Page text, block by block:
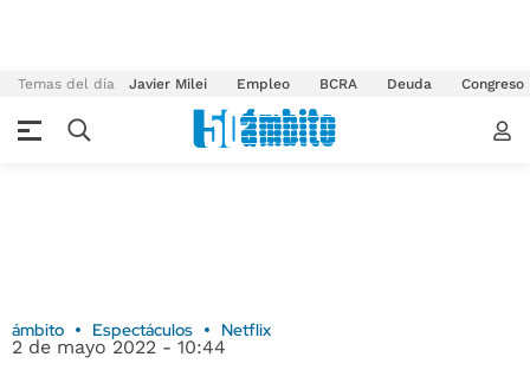
Temas del día Javier Milei Empleo BCRA Deuda Congreso
ámbito Espectáculos Netflix
2 de mayo 2022 - 10:44